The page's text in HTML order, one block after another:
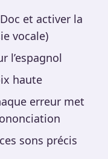
et activer la
vocale)
l’espagnol
haute
erreur met
sons précis